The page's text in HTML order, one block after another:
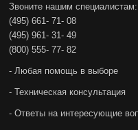
Звоните нашим специалистам:
(495) 661- 71- 08
(495) 961- 31- 49
(800) 555- 77- 82
- Любая помощь в выборе
- Техническая консультация
- Ответы на интересующие